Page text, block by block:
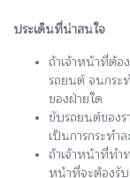
ประเด็นที่น่าสนใจ
ถ้าเจ้าหน้าที่ต้
รถยนต์ จนกระ
ของฝ่ายใด
ขับรถยนต์ของ
เป็นการกระทำ
ถ้าเจ้าหน้าที่ทำ
หน้าที่จะต้องรั